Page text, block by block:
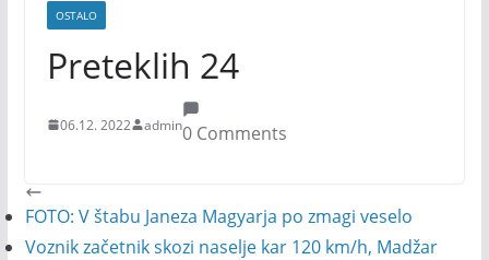
OSTALO
Preteklih 24
06.12. 2022 admin0 Comments
FOTO: V štabu Janeza Magyarja po zmagi veselo
Voznik začetnik skozi naselje kar 120 km/h, Madžar